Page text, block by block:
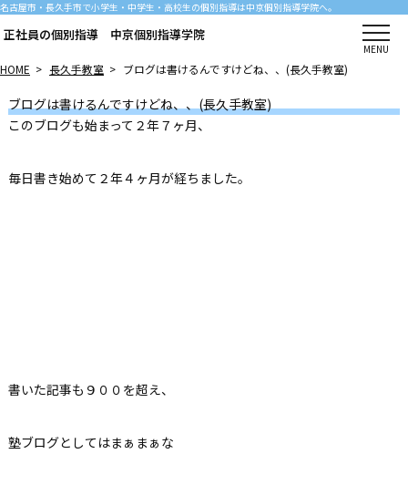
名古屋市・長久手市で小学生・中学生・高校生の個別指導は中京個別指導学院へ。
正社員の個別指導 中京個別指導学院
MENU
HOME > 長久手教室 > ブログは書けるんですけどね、、(長久手教室)
ブログは書けるんですけどね、、(長久手教室)
このブログも始まって２年７ヶ月、
毎日書き始めて２年４ヶ月が経ちました。
書いた記事も９００を超え、
塾ブログとしてはまぁまぁな